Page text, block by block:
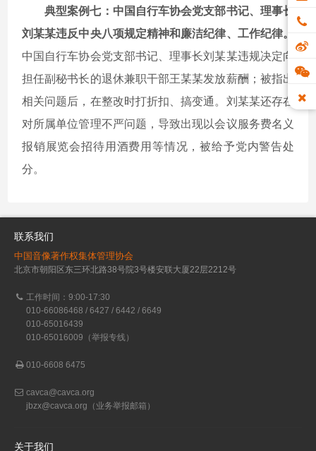
典型案例七：中国自行车协会党支部书记、理事长
刘某某违反中央八项规定精神和廉洁纪律、工作纪律。
中国自行车协会党支部书记、理事长刘某某违规决定向
担任副秘书长的退休兼职干部王某某发放薪酬；被指出
相关问题后，在整改时打折扣、搞变通。刘某某还存在
对所属单位管理不严问题，导致出现以会议服务费名义
报销展览会招待用酒费用等情况，被给予党内警告处
分。
联系我们
中国音像著作权集体管理协会
北京市朝阳区东三环北路38号院3号楼安联大厦22层2212号
工作时间：9:00-17:30
010-66086468 / 6427 / 6442 / 6649
010-65016439
010-65016009（举报专线）
010-6608 6475
cavca@cavca.org
jbzx@cavca.org （业务举报邮箱）
关于我们